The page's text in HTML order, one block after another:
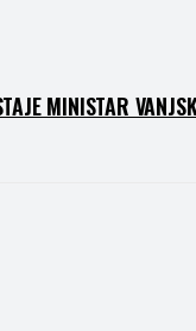
MINISTAR